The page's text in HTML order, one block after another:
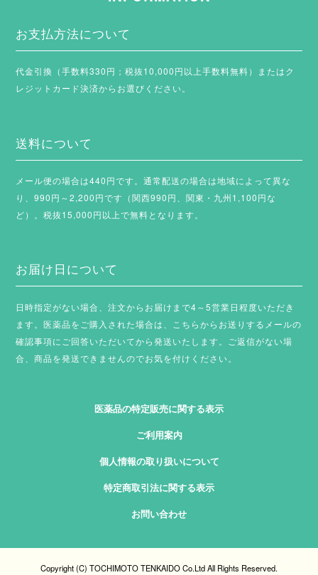
お支払方法について
代金引換（手数料330円；税抜10,000円以上手数料無料）またはク
レジットカード決済からお選びください。
送料について
メール便の場合は440円です。通常配送の場合は地域によって異な
り、990円～2,200円です（関西990円、関東・九州1,100円な
ど）。税抜15,000円以上で無料となります。
お届け日について
日時指定がない場合、注文からお届けまで4～5営業日程度いただき
ます。医薬品をご購入された場合は、こちらからお送りするメールの
確認事項にご回答いただいてから発送いたします。ご返信がない場
合、商品を発送できませんのでお気を付けください。
医薬品の特定販売に関する表示
ご利用案内
個人情報の取り扱いについて
特定商取引法に関する表示
お問い合わせ
Copyright (C) TOCHIMOTO TENKAIDO Co.Ltd All Rights Reserved.